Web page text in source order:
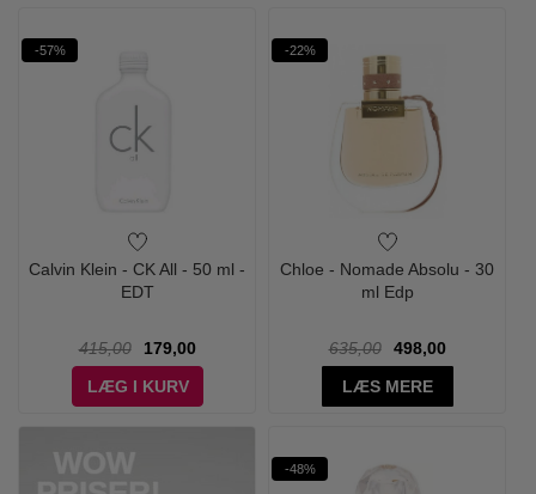
-57%
Calvin Klein - CK All - 50 ml -
EDT
415,00
179,00
LÆG I KURV
-22%
Chloe - Nomade Absolu - 30
ml Edp
635,00
498,00
LÆS MERE
-48%